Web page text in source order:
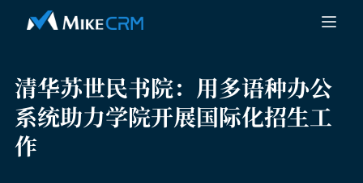
清华苏世民书院： 用多语种办公
系统助力学院开展国际化招生工
作